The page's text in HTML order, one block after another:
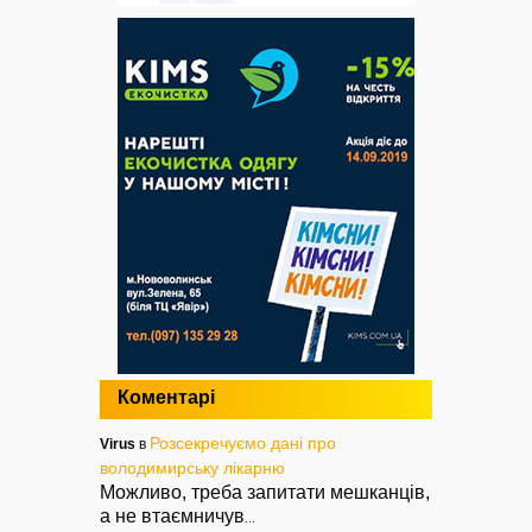
Коментарі
Virus в Розсекречуємо дані про
володимирську лікарню
Можливо, треба запитати мешканців,
а не втаємничув